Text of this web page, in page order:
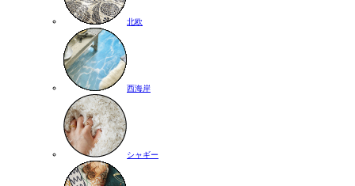
北欧
西海岸
シャギー